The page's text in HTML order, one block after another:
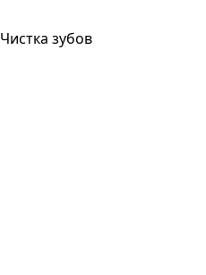
Чистка зубов